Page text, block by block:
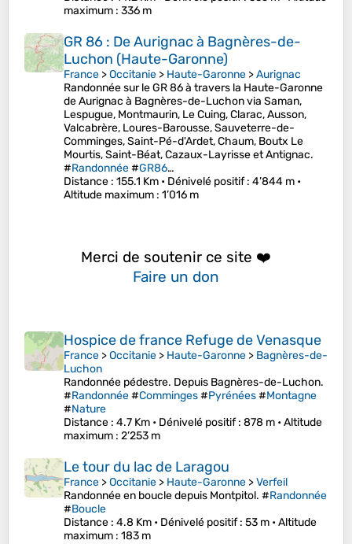
maximum : 336 m
GR 86 : De Aurignac à Bagnères-de-
Luchon (Haute-Garonne)
France >Occitanie > Haute-Garonne >Aurignac
Randonnée sur le GR 86 à travers la Haute-Garonne
de Aurignac à Bagnères-de-Luchon via Saman,
Lespugue, Montmaurin, Le Cuing, Clarac, Ausson,
Valcabrère, Loures-Barousse, Sauveterre-de-
Comminges, Saint-Pé-d'Ardet, Chaum, Boutx Le
Mourtis, Saint-Béat, Cazaux-Layrisse et Antignac.
#Randonnée#GR86…
Distance : 155.1 Km • Dénivelé positif: 4’844 m •
Altitude maximum : 1’016 m
Merci de soutenir ce site ❤️
Faire un don
Hospice de france Refuge de Venasque
France >Occitanie > Haute-Garonne > Bagnères-de-
Luchon
Randonnée pédestre. Depuis Bagnères-de-Luchon.
#Randonnée#Comminges#Pyrénées#Montagne
#Nature
Distance : 4.7 Km • Dénivelé positif: 878 m •Altitude
maximum : 2’253 m
Le tour du lac de Laragou
France >Occitanie > Haute-Garonne >Verfeil
Randonnée en boucle depuis Montpitol. #Randonnée
#Boucle
Distance : 4.8 Km • Dénivelé positif: 53 m •Altitude
maximum : 183 m